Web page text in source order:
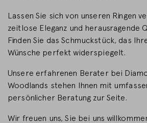
Lassen Sie sich von unseren Ringen
zeitlose Eleganz und herausragende
Finden Sie das Schmuckstück, das
Wünsche perfekt widerspiegelt.
Unsere erfahrenen Berater bei
Woodlands stehen Ihnen mit
persönlicher Beratung zur Seite.
Wir freuen uns, Sie bei uns